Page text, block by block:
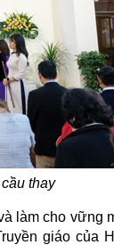
thay
làm cho vững
giáo của